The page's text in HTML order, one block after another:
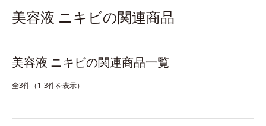
美容液 ニキビの関連商品
美容液 ニキビの関連商品一覧
全3件（1-3件を表示）